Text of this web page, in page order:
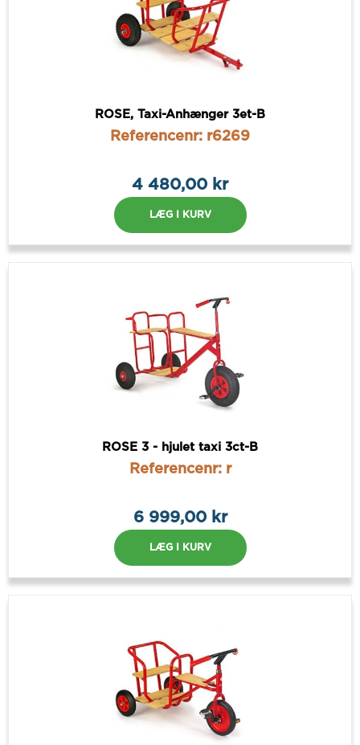
ROSE, Taxi-Anhænger 3et-B
Referencenr: r6269
4 480,00 kr
LÆG I KURV
ROSE 3 - hjulet taxi 3ct-B
Referencenr: r
6 999,00 kr
LÆG I KURV